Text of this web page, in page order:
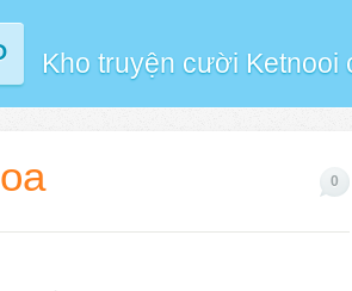
Kho truyện cười
0